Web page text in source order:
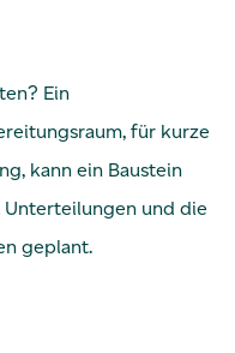
Ein
für kurze
kann ein Baustein
Unterteilungen und die
geplant.